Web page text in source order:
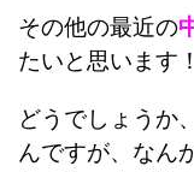
その他の最近の
たいと思います
どうでしょうか
んですが、なん